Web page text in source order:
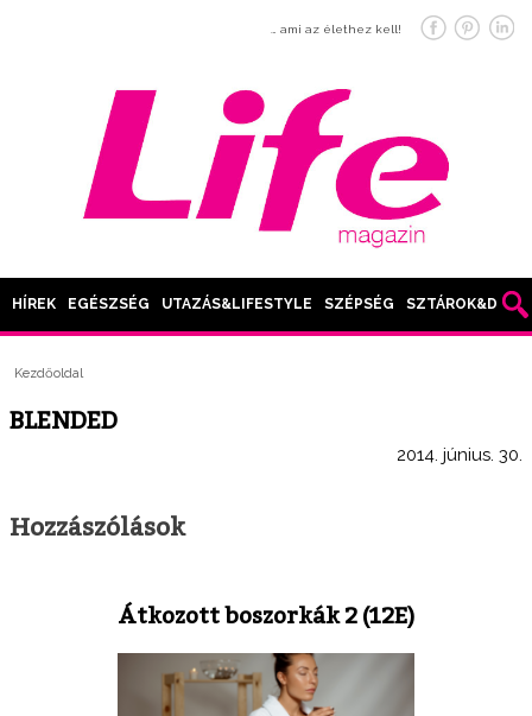
… ami az élethez kell!
HÍREK EGÉSZSÉG UTAZÁS&LIFESTYLE SZÉPSÉG SZTÁROK&DIVAT
Kezdőoldal
BLENDED
2014. június. 30.
Hozzászólások
Átkozott boszorkák 2 (12E)